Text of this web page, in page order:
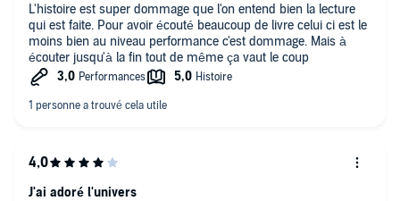
L'histoire est super dommage que l'on entend bien la lecture
qui est faite. Pour avoir écouté beaucoup de livre celui ci est le
moins bien au niveau performance c'est dommage. Mais à
écouter jusqu'à la fin tout de même ça vaut le coup
J'ai adoré l'univers